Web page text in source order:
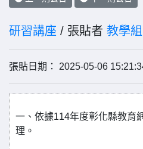
研習講座 / 張貼者 教學
張貼日期： 2025-05-06
一、依據114年度彰化縣教育
理。